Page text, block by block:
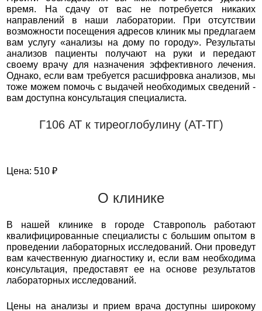
время. На сдачу от вас не потребуется никаких
направлений в наши лаборатории. При отсутствии
возможности посещения адресов клиник мы предлагаем
вам услугу «анализы на дому по городу». Результаты
анализов пациенты получают на руки и передают
своему врачу для назначения эффективного лечения.
Однако, если вам требуется расшифровка анализов, мы
тоже можем помочь с выдачей необходимых сведений -
вам доступна консультация специалиста.
Г106 АТ к тиреоглобулину (AT-ТГ)
Цена: 510 ₽
О клинике
В нашей клинике в городе Ставрополь работают
квалифицированные специалисты с большим опытом в
проведении лабораторных исследований. Они проведут
вам качественную диагностику и, если вам необходима
консультация, предоставят ее на основе результатов
лабораторных исследований.
Цены на анализы и прием врача доступны широкому